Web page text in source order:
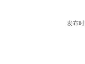
发布